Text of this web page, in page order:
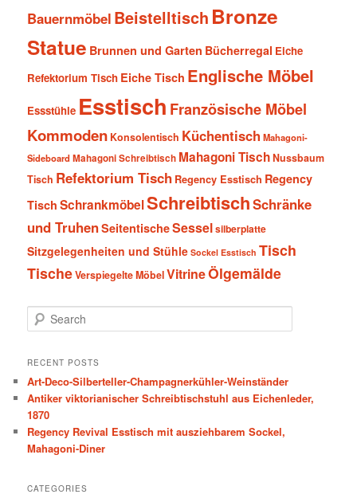
Bauernmöbel Beistelltisch Bronze
Statue Brunnen und Garten Bücherregal Eiche
Refektorium Tisch Eiche Tisch Englische Möbel
Essstühle Esstisch Französische Möbel
Kommoden Konsolentisch Küchentisch Mahagoni-
SideboardMahagoni Schreibtisch Mahagoni TischNussbaum
Tisch Refektorium Tisch Regency Esstisch Regency
Tisch SchrankmöbelSchreibtischSchränke
und TruhenSeitentischeSesselsilberplatte
Sitzgelegenheiten und Stühle Sockel Esstisch Tisch
TischeVerspiegelte MöbelVitrineÖlgemälde
e
r
h
RECENT POSTS
Art-Deco-Silberteller-Champagnerkühler-Weinständer
Antiker viktorianischer Schreibtischstuhl aus Eichenleder,
1870
Regency Revival Esstisch mit ausziehbarem Sockel,
Mahagoni-Diner
CATEGORIES